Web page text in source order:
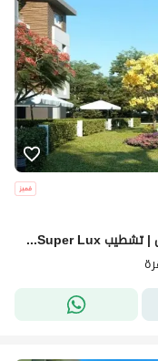
شقة للبيع في كمبوند أكاسيا – التجمع الخامس | تشطيب Ultra Super Lux | موقع استثنائي إذا كنت تبحث عن شقة جاهزة للسكن داخل كمبوند راقٍ يجمع بين الهدو